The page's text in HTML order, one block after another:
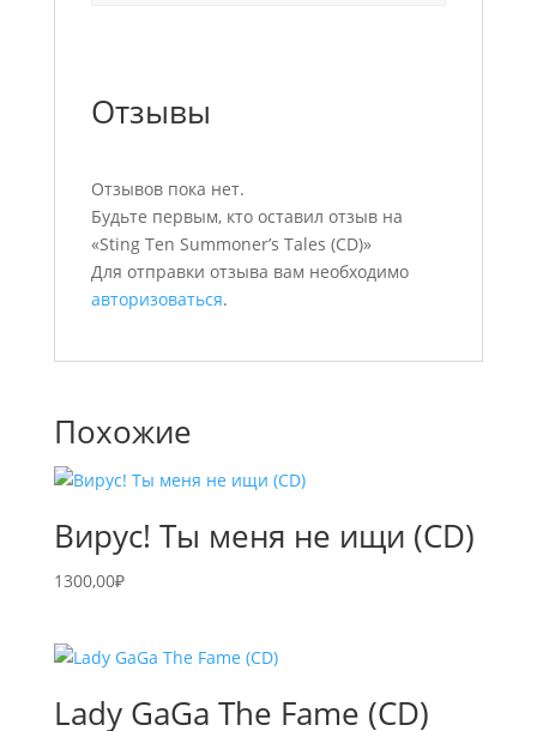
Отзывы
Отзывов пока нет.
Будьте первым, кто оставил отзыв на
«Sting Ten Summoner’s Tales (CD)»
Для отправки отзыва вам необходимо
авторизоваться.
Похожие
Вирус! Ты меня не ищи (CD)
1300,00₽
Lady GaGa The Fame (CD)